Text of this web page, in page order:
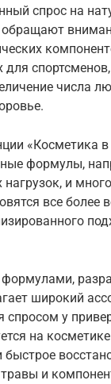
спрос на
для
числа
«Косметика в
формулы,
нагрузок, и
все более
широкий
спросом у
на
и